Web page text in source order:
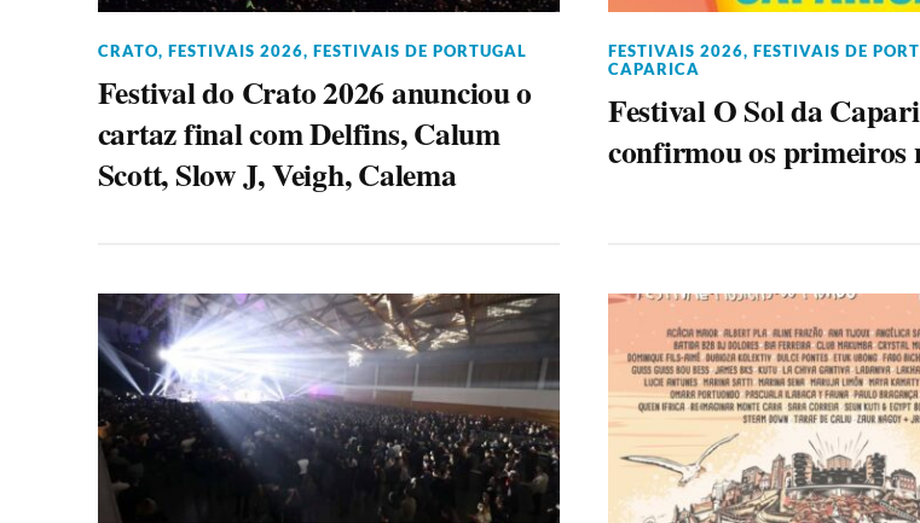
CRATO, FESTIVAIS 2026, FESTIVAIS DE PORTUGAL
Festival do Crato 2026 anunciou o
cartaz final com Delfins, Calum
Scott, Slow J, Veigh, Calema
FESTIVAIS 2026, FESTIVAIS DE
CAPARICA
Festival O Sol da
confirmou os primeiros